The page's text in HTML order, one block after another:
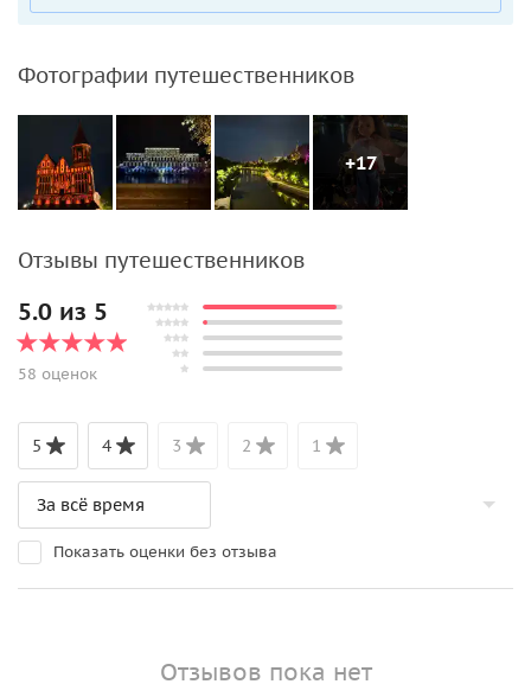
Фотографии путешественников
+17
Отзывы путешественников
5.0 из 5
58 оценок
5 4 3 2 1
Показать оценки без отзыва
Отзывов пока нет